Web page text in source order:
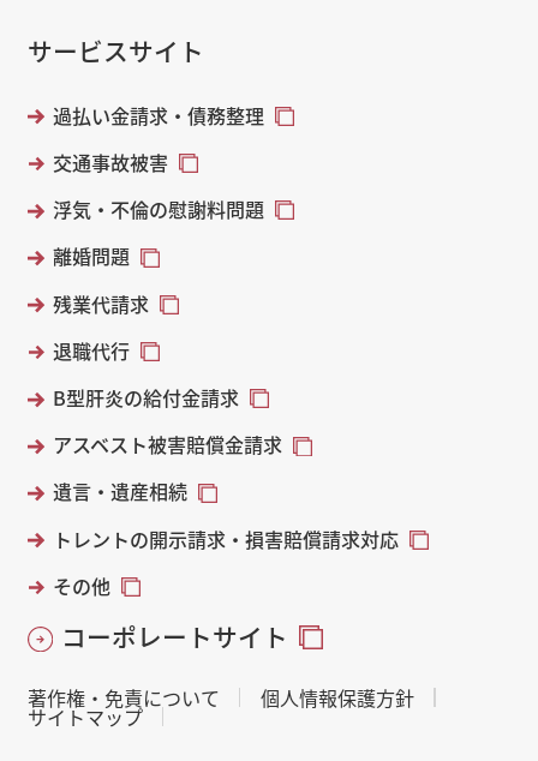
サービスサイト
過払い金請求・債務整理
交通事故被害
浮気・不倫の慰謝料問題
離婚問題
残業代請求
退職代行
B型肝炎の給付金請求
アスベスト被害賠償金請求
遺言・遺産相続
トレントの開示請求・損害賠償請求対応
その他
コーポレートサイト
著作権・免責について 個人情報保護方針
サイトマップ